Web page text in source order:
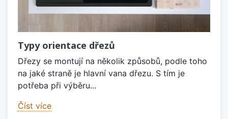
Typy orientace dřezů
Dřezy se montují na několik způsobů, podle toho
na jaké straně je hlavní vana dřezu. S tím je
potřeba při výběru...
Číst více